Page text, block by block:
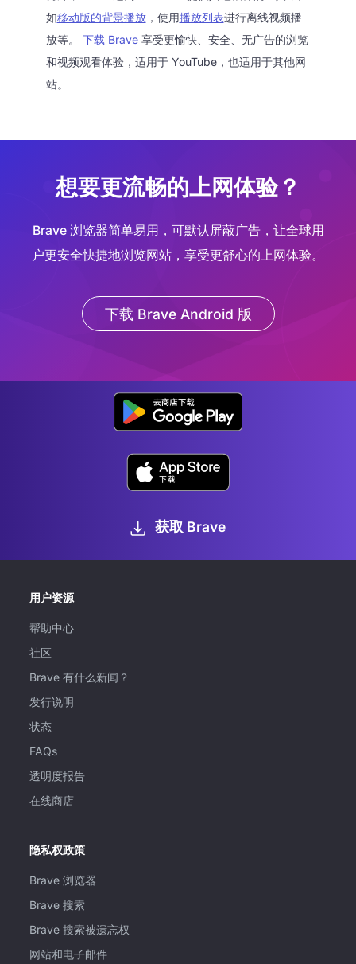
如移动版的背景播放，使用播放列表进行离线视频播
放等。 下载 Brave享受更愉快、安全、无广告的浏览
和视频观看体验，适用于 YouTube，也适用于其他网
站。
想要更流畅的上网体验？
Brave 浏览器简单易用，可默认屏蔽广告，让全球用
户更安全快捷地浏览网站，享受更舒心的上网体验。
下载 Brave Android 版
获取 Brave
用户资源
帮助中心
社区
Brave 有什么新闻？
发行说明
状态
FAQs
透明度报告
在线商店
隐私权政策
Brave 浏览器
Brave 搜索
Brave 搜索被遗忘权
网站和电子邮件